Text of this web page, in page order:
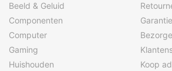
Beeld & Geluid
Componenten
Computer
Gaming
Huishouden
Garantie
Koop